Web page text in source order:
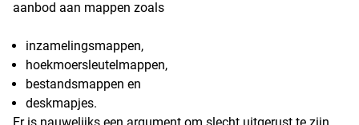
aanbod aan mappen zoals
inzamelingsmappen,
hoekmoersleutelmappen,
bestandsmappen en
deskmapjes.